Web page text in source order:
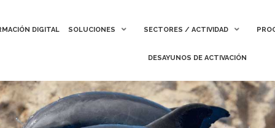
DIGITAL SOLUCIONES SECTORES / ACTIVIDAD
DESAYUNOS DE ACTIVACIÓN
DIGITAL SOLUCIONES SECTORES / ACTIVIDAD
DESAYUNOS DE ACTIVACIÓN